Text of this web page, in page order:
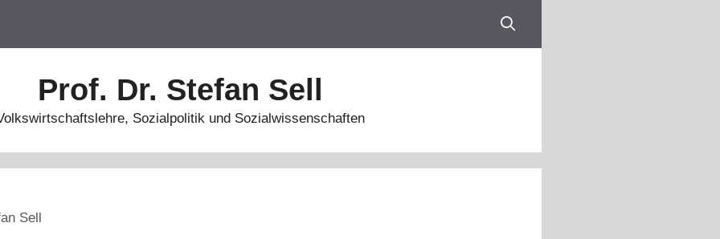
Prof. Dr. Stefan Sell
Sozialpolitik und Sozialwissenschaften
Sell